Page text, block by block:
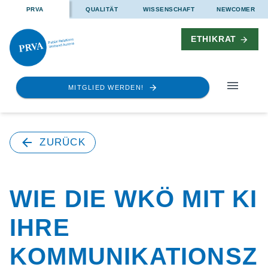
PRVA QUALITÄT WISSENSCHAFT NEWCOMER
ETHIKRAT
MITGLIED WERDEN!
ZURÜCK
WIE DIE WKÖ MIT KI
IHRE
KOMMUNIKATIONSZ